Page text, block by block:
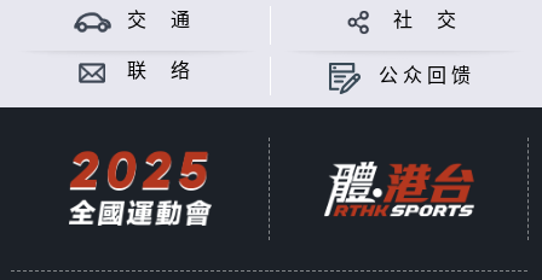
交 通 社 交
联 络 公众回馈